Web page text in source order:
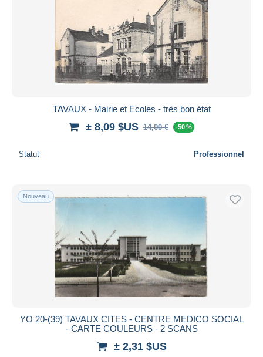
TAVAUX - Mairie et Ecoles - très bon état
± 8,09 $US 14,00 € -50 %
Statut Professionnel
Nouveau
YO 20-(39) TAVAUX CITES - CENTRE MEDICO SOCIAL
- CARTE COULEURS - 2 SCANS
± 2,31 $US